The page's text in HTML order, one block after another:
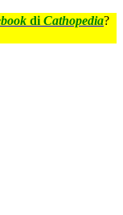
di Cathopedia?